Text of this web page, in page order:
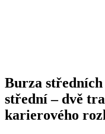
Burza středních
střední – dvě
karierového